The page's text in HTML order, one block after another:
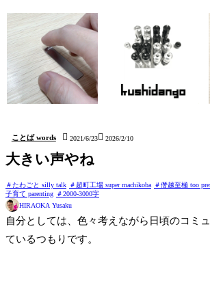
ことば words  2021/6/23 2026/2/10
大きい声やね
たわごと silly talk 超町工場 super machikoba 僭越至極 too
子育て parenting
2000-3000字
HIRAOKA Yusaku
自分としては、色々考えながら日頃のコミ
ているつもりです。